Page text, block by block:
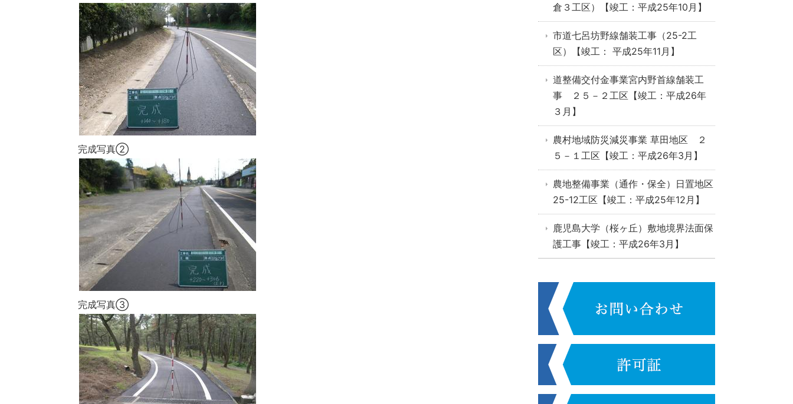
完成写真②
完成写真③
倉３工区）【竣工：平成25年10月】
市道七呂坊野線舗装工事（25-2工
区）【竣工： 平成25年11月】
道整備交付金事業宮内野首線舗装工
事 ２５－２工区【竣工：平成26年
３月】
農村地域防災減災事業 草田地区 ２
５－１工区【竣工：平成26年3月】
農地整備事業（通作・保全）日置地区
25-12工区【竣工：平成25年12月】
鹿児島大学（桜ヶ丘）敷地境界法面保
護工事【竣工：平成26年3月】